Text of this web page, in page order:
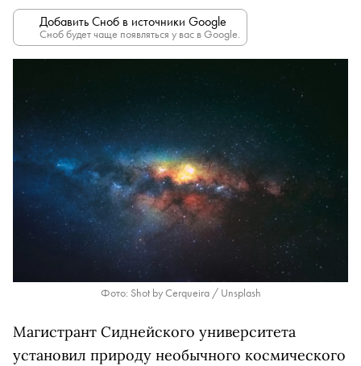
Добавить Сноб в источники Google
Сноб будет чаще появляться у вас в Google.
Фото: Shot by Cerqueira / Unsplash
Магистрант Сиднейского университета
установил природу необычного космического